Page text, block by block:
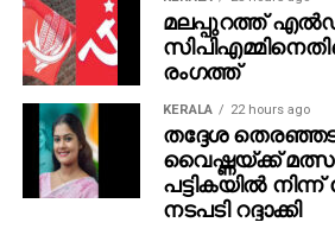
മലപ്പുറത്ത്
രംഗത്ത്
KERALA 22 hours ago
തദ്ദേശ
വൈഷ്ണയ്ക്ക്
പട്ടികയില്‍ നിന്ന്
നടപടി റദ്ദാക്കി